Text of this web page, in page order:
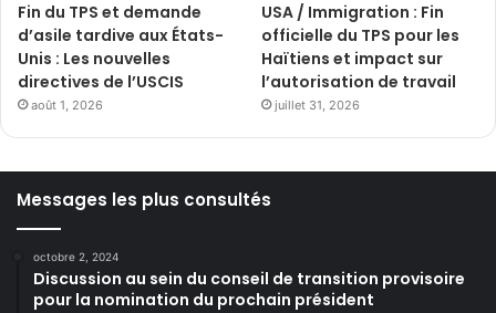
Fin du TPS et demande
d’asile tardive aux États-
Unis : Les nouvelles
directives de l’USCIS
août 1, 2026
USA / Immigration : Fin
officielle du TPS pour les
Haïtiens et impact sur
l’autorisation de travail
juillet 31, 2026
Messages les plus consultés
octobre 2, 2024
Discussion au sein du conseil de transition provisoire
pour la nomination du prochain président